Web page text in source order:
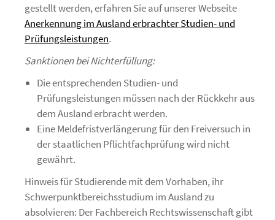
gestellt werden, erfahren Sie auf unserer Webseite
Anerkennung im Ausland erbrachter Studien- und
Prüfungsleistungen.
Sanktionen bei Nichterfüllung:
Die entsprechenden Studien- und
Prüfungsleistungen müssen nach der Rückkehr aus
dem Ausland erbracht werden.
Eine Meldefristverlängerung für den Freiversuch in
der staatlichen Pflichtfachprüfung wird nicht
gewährt.
Hinweis für Studierende mit dem Vorhaben, ihr
Schwerpunktbereichsstudium im Ausland zu
absolvieren: Der Fachbereich Rechtswissenschaft gibt